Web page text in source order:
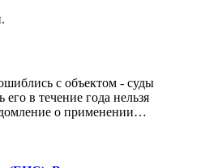
с объектом - суды
в течение года нельзя
о применении…